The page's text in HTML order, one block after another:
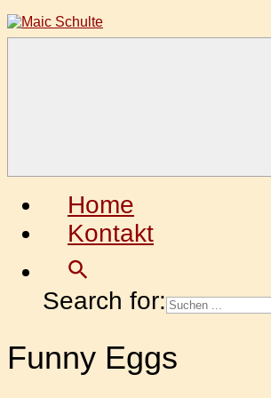
Zum
Inhalt
Home
Kontakt
Search for:
Funny Eggs